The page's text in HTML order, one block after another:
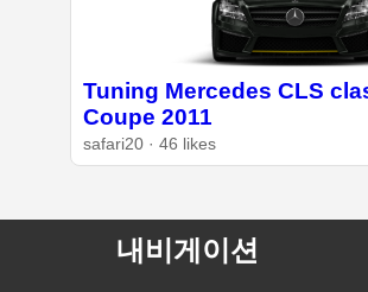
Tuning Mercedes CLS
Coupe 2011
safari20 · 46 likes
내비게이션